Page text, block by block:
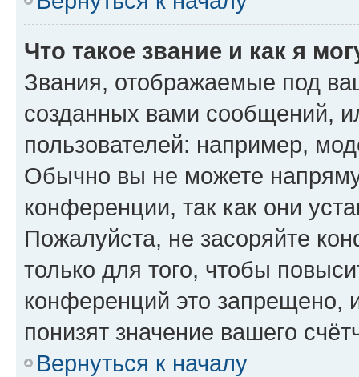
Что такое звание и как я
Звания, отображаемые под
созданных вами сообщений,
пользователей: например,
Обычно вы не можете
конференции, так как они
Пожалуйста, не засоряйте
только для того, чтобы
конференций это запрещено,
понизят значение вашего
Вернуться к началу